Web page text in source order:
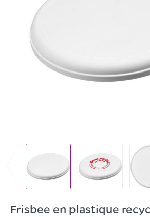
Frisbee en plastique